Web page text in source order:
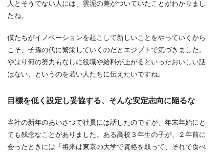
人とそうでない人には、雲泥の差がついていたことがわかりまし
たね。
僕たちがイノベーションを起こして新しいことをやっていくから
こそ、子孫の代に繁栄していくのだとエジプトで気づきました。
やはり何の努力もなしに役職や給料が上がるといったおいしい話
はない、というのを若い人たちに伝えたいですね。
目標を低く設定し妥協する、そんな安定志向に陥るな
当社の新年のあいさつで社員には話したのですが、年末年始にと
ても残念なことがありました。ある高校３年生の子が、２年前に
会ったときには「将来は東京の大学で資格を取って、それで食べ